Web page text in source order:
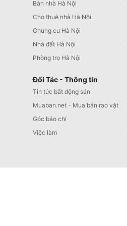
Bán nhà Hà Nội
Cho thuê nhà Hà Nội
Chung cư Hà Nội
Nhà đất Hà Nội
Phòng trọ Hà Nội
Đối Tác - Thông tin
Tin tức bất động sản
Muaban.net - Mua bán rao vặt
Góc báo chí
Việc làm